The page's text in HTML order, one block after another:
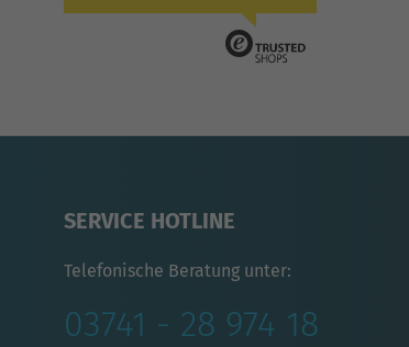
SERVICE HOTLINE
Telefonische Beratung unter:
03741 - 28 974 18